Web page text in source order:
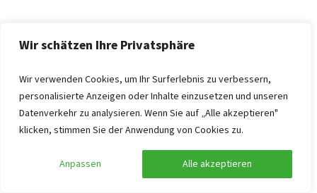
Wir schätzen Ihre Privatsphäre
Wir verwenden Cookies, um Ihr Surferlebnis zu verbessern,
personalisierte Anzeigen oder Inhalte einzusetzen und unseren
Datenverkehr zu analysieren. Wenn Sie auf „Alle akzeptieren"
klicken, stimmen Sie der Anwendung von Cookies zu.
Anpassen Alle akzeptieren